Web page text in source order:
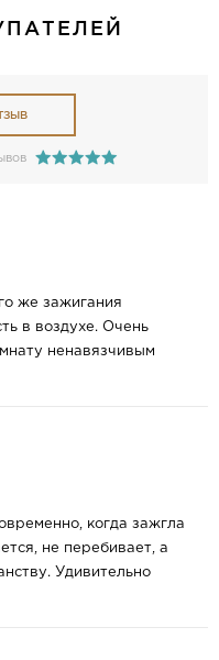
же зажигания
в воздухе. Очень
ненавязчивым
когда зажгла
не перебивает, а
Удивительно